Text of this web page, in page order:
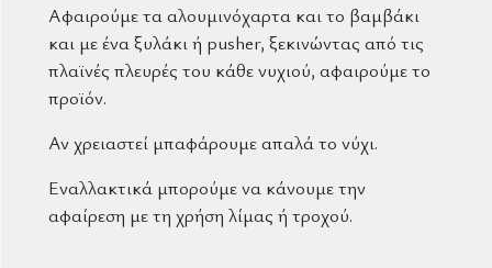
Αφαιρούμε τα αλουμινόχαρτα και το βαμβάκι
και με ένα ξυλάκι ή pusher, ξεκινώντας από τις
πλαϊνές πλευρές του κάθε νυχιού, αφαιρούμε το
προϊόν.
Αν χρειαστεί μπαφάρουμε απαλά το νύχι.
Εναλλακτικά μπορούμε να κάνουμε την
αφαίρεση με τη χρήση λίμας ή τροχού.